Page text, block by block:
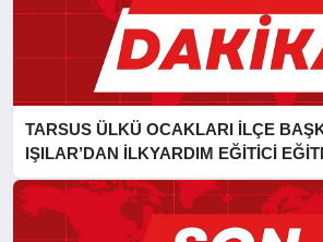
TARSUS ÜLKÜ OCAKLARI İLÇE
IŞILAR’DAN İLKYARDIM EĞİTİCİ
CAN FİDAN’A ZİYARET